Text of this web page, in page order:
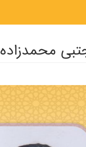
محمدزاده